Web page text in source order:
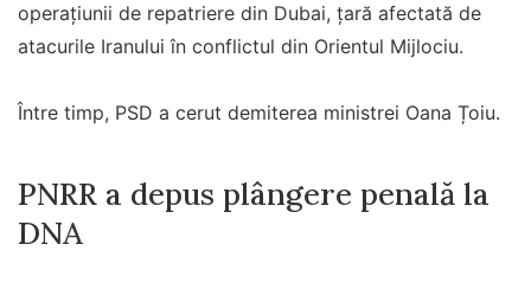
operațiunii de repatriere din Dubai, țară afectată de
atacurile Iranului în conflictul din Orientul Mijlociu.
Între timp, PSD a cerut demiterea ministrei Oana Țoiu.
PNRR a depus plângere penală la
DNA